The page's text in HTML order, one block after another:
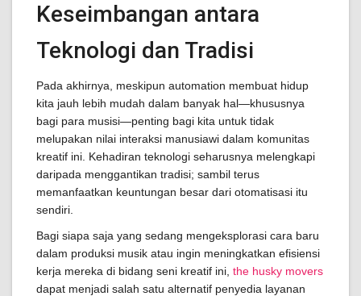
Keseimbangan antara
Teknologi dan Tradisi
Pada akhirnya, meskipun automation membuat hidup
kita jauh lebih mudah dalam banyak hal—khususnya
bagi para musisi—penting bagi kita untuk tidak
melupakan nilai interaksi manusiawi dalam komunitas
kreatif ini. Kehadiran teknologi seharusnya melengkapi
daripada menggantikan tradisi; sambil terus
memanfaatkan keuntungan besar dari otomatisasi itu
sendiri.
Bagi siapa saja yang sedang mengeksplorasi cara baru
dalam produksi musik atau ingin meningkatkan efisiensi
kerja mereka di bidang seni kreatif ini, the husky movers
dapat menjadi salah satu alternatif penyedia layanan